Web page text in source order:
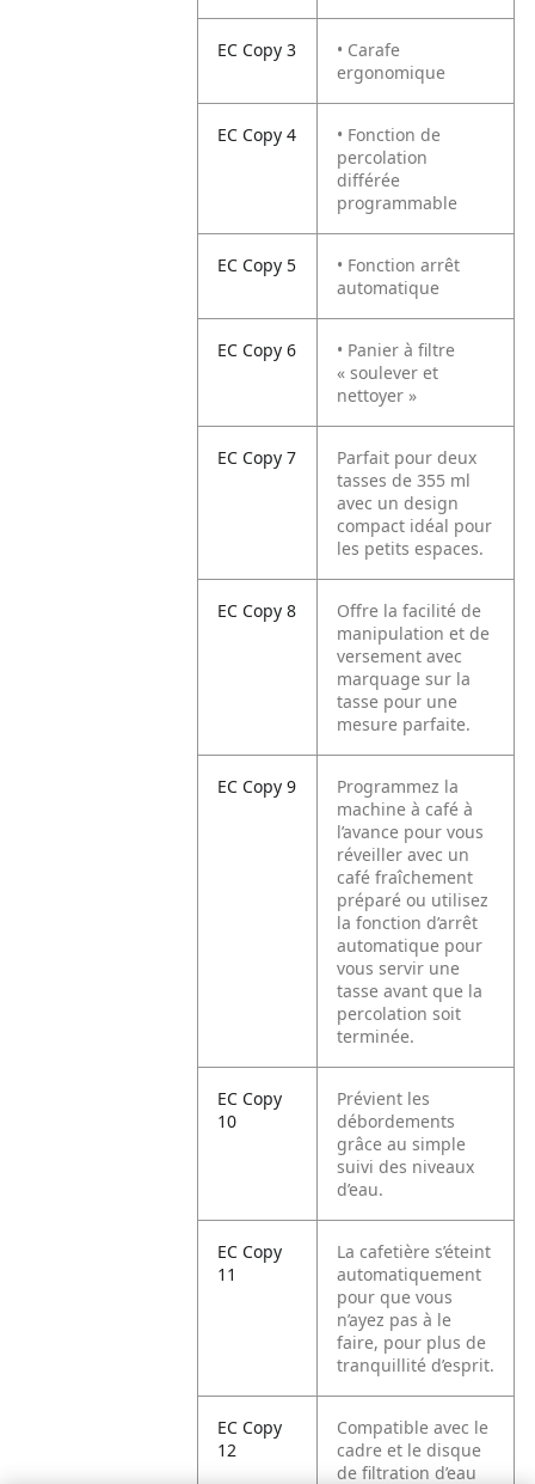
EC Copy 3
• Carafe
ergonomique
EC Copy 4
• Fonction de
percolation
différée
programmable
EC Copy 5
• Fonction arrêt
automatique
EC Copy 6
• Panier à filtre
« soulever et
nettoyer »
EC Copy 7
Parfait pour deux
tasses de 355 ml
avec un design
compact idéal pour
les petits espaces.
EC Copy 8
Offre la facilité de
manipulation et de
versement avec
marquage sur la
tasse pour une
mesure parfaite.
EC Copy 9
Programmez la
machine à café à
l’avance pour vous
réveiller avec un
café fraîchement
préparé ou utilisez
la fonction d’arrêt
automatique pour
vous servir une
tasse avant que la
percolation soit
terminée.
EC Copy
10
Prévient les
débordements
grâce au simple
suivi des niveaux
d’eau.
EC Copy
11
La cafetière s’éteint
automatiquement
pour que vous
n’ayez pas à le
faire, pour plus de
tranquillité d’esprit.
EC Copy
12
Compatible avec le
cadre et le disque
de filtration d’eau